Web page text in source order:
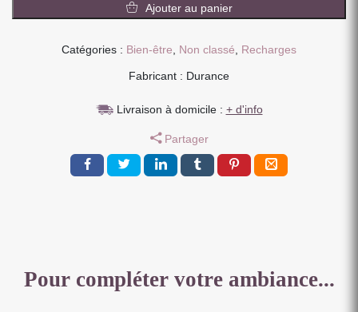
BOUQUET
225
BAIES
Ajouter au panier
Catégories : Bien-être, Non classé, Recharges
Fabricant : Durance
Livraison à domicile : + d'info
Partager
Pour compléter votre ambiance...